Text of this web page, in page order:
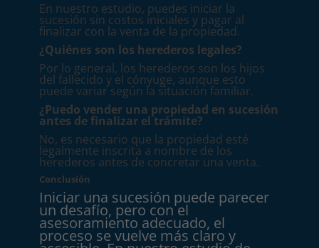
En nuestro estudio, puedes iniciar la
sucesión sin costos iniciales y pagar al
finalizar con la venta de la propiedad.
¿Quiénes son los herederos legales?
Por lo general, los herederos son los hijos
del fallecido y el cónyuge, aunque esto
puede variar según la situación familiar.
¿Puedo vender una propiedad en sucesión
antes de finalizar el trámite?
No, es necesario que la propiedad esté
legalmente inscrita a nombre de los
herederos antes de concretar una venta.
Conclusión
Iniciar una sucesión puede parecer
un desafío, pero con el
asesoramiento adecuado, el
proceso se vuelve más claro y